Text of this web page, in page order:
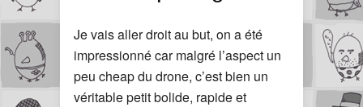
Je vais aller droit au but, on a été
impressionné car malgré l’aspect un
peu cheap du drone, c’est bien un
véritable petit bolide, rapide et